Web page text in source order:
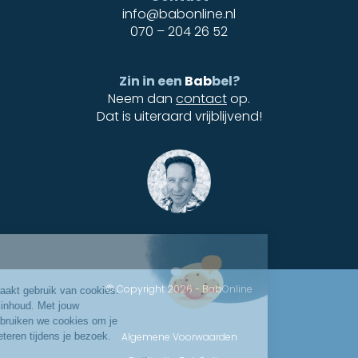
info@babonline.nl
070 – 204 26 52
Zin in een Babbel?
Neem dan contactop.
Dat is uiteraard vrijblijvend!
© Copyright 2026 - BabOnline
Algemene Voorwaarden